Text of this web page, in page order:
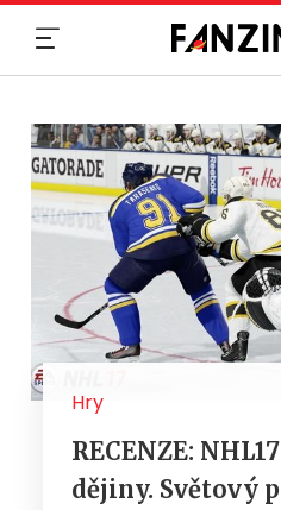
Hry
RECENZE:
dějiny. Světový